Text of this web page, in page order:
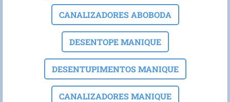
CANALIZADORES ABOBODA
DESENTOPE MANIQUE
DESENTUPIMENTOS MANIQUE
CANALIZADORES MANIQUE